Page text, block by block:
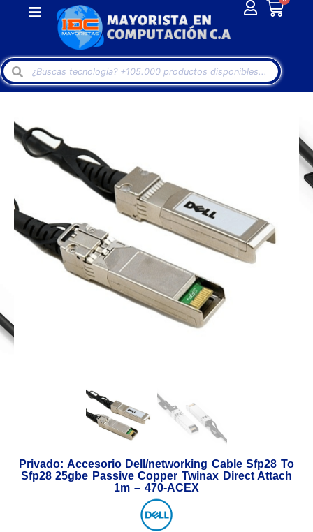
Privado: Accesorio Dell/networking Cable Sfp28 To
Sfp28 25gbe Passive Copper Twinax Direct Attach
1m – 470-ACEX